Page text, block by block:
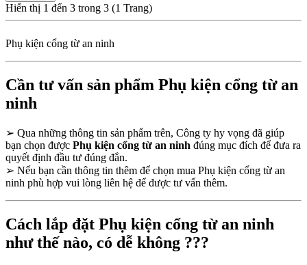
Hiển thị 1 đến 3 trong 3 (1 Trang)
Phụ kiện cổng từ an ninh
Cần tư vấn sản phẩm Phụ kiện cổng từ an
ninh
➢ Qua những thông tin sản phẩm trên, Công ty hy vọng đã giúp
bạn chọn được Phụ kiện cổng từ an ninh đúng mục đích để đưa ra
quyết định đầu tư đúng đắn.
➢ Nếu bạn cần thông tin thêm để chọn mua Phụ kiện cổng từ an
ninh phù hợp vui lòng liên hệ để được tư vấn thêm.
Cách lắp đặt Phụ kiện cổng từ an ninh
như thế nào, có dễ không ???